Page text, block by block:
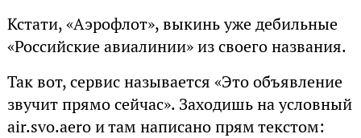
Кстати, «Аэрофлот», выкинь уже дебильные
«Российские авиалинии» из своего названия.
Так вот, сервис называется «Это объявление
звучит прямо сейчас». Заходишь на условный
air.svo.aero и там написано прям текстом: